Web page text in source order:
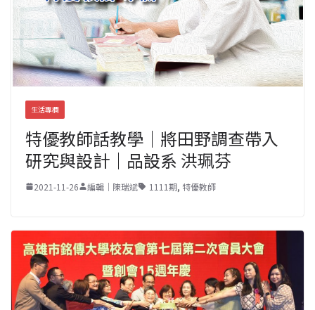
生活專欄
特優教師話教學｜將田野調查帶入
研究與設計｜品設系 洪珮芬
2021-11-26 編輯｜陳瑞斌 1111期, 特優教師